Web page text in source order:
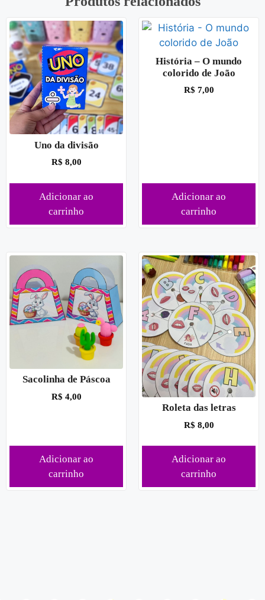
Uno da divisão
R$ 8,00
Adicionar ao
carrinho
História – O mundo
colorido de João
R$ 7,00
Adicionar ao
carrinho
Sacolinha de Páscoa
R$ 4,00
Adicionar ao
carrinho
Roleta das letras
R$ 8,00
Adicionar ao
carrinho